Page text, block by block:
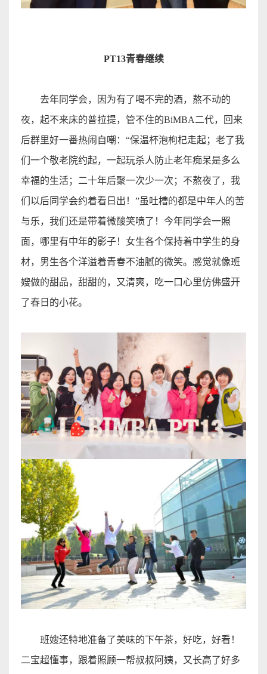
PT13青春继续
去年同学会，因为有了喝不完的酒，熬不动的
夜，起不来床的普拉提，管不住的BiMBA二代，回来
后群里好一番热闹自嘲： “保温杯泡枸杞走起；老了我
们一个敬老院约起，一起玩杀人防止老年痴呆是多么
幸福的生活；二十年后聚一次少一次；不熬夜了，我
们以后同学会约着看日出！ ”虽吐槽的都是中年人的苦
与乐，我们还是带着微酸笑喷了！今年同学会一照
面，哪里有中年的影子！女生各个保持着中学生的身
材，男生各个洋溢着青春不油腻的微笑。感觉就像班
嫂做的甜品，甜甜的，又清爽，吃一口心里仿佛盛开
了春日的小花。
班嫂还特地准备了美味的下午茶，好吃，好看！
二宝超懂事，跟着照顾一帮叔叔阿姨，又长高了好多